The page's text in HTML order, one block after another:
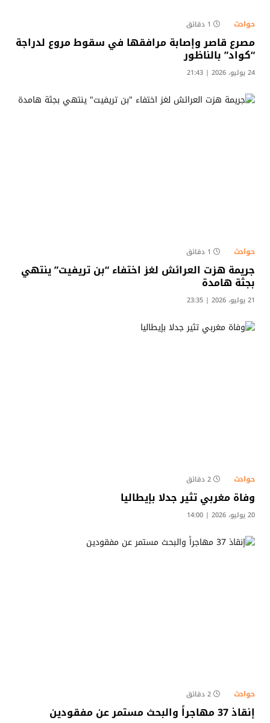
حوادث 1 دقائق
مصرع قاصر وإصابة مرافقها في سقوط مروع لدراجة
“كواد” بالناظور
24 يوليو، 2026 | 21:43
حوادث 1 دقائق
جريمة هزت العرائش لغز اختفاء “بن تريفيت” ينتهي
بجثة هامدة
21 يوليو، 2026 | 23:35
حوادث 2 دقائق
وفاة مغربي تثير جدلا بإيطاليا
20 يوليو، 2026 | 14:00
حوادث 2 دقائق
إنقاذ 37 مهاجراً والبحث مستمر عن مفقودين